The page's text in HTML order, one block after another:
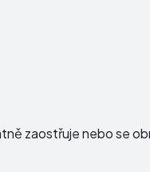
zaostřuje nebo se